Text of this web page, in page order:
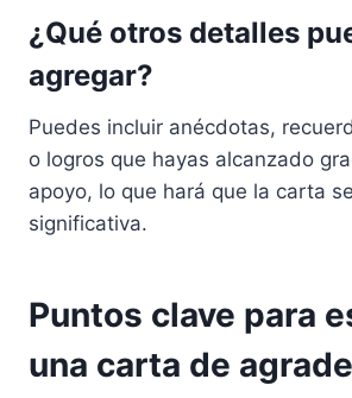
¿Qué otros detalles
agregar?
Puedes incluir anécdotas,
o logros que hayas alcanzado
apoyo, lo que hará que la carta
significativa.
Puntos clave para
una carta de